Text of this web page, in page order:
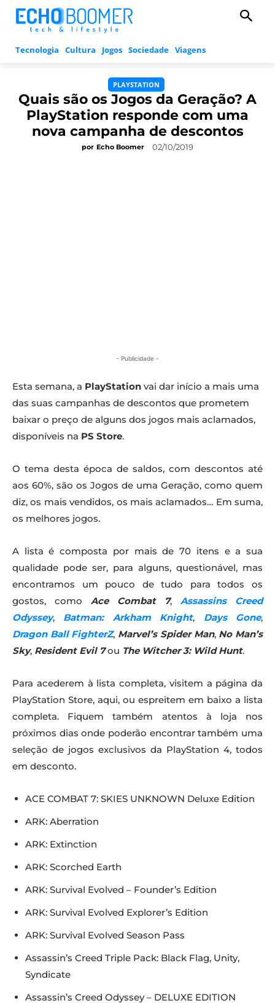
Tecnologia Cultura Jogos Sociedade Viagens
PLAYSTATION
Quais são os Jogos da Geração? A
PlayStation responde com uma
nova campanha de descontos
por Echo Boomer 02/10/2019
- Publicidade -
Esta semana, a PlayStation vai dar início a mais uma
das suas campanhas de descontos que prometem
baixar o preço de alguns dos jogos mais aclamados,
disponíveis na PS Store.
O tema desta época de saldos, com descontos até
aos 60%, são os Jogos de uma Geração, como quem
diz, os mais vendidos, os mais aclamados… Em suma,
os melhores jogos.
A lista é composta por mais de 70 itens e a sua
qualidade pode ser, para alguns, questionável, mas
encontramos um pouco de tudo para todos os
gostos, como Ace Combat 7, Assassins Creed
Odyssey, Batman: Arkham Knight, Days Gone,
Dragon Ball FighterZ, Marvel’s Spider Man, No Man’s
Sky, Resident Evil 7ou The Witcher 3: Wild Hunt.
Para acederem à lista completa, visitem a página da
PlayStation Store, aqui, ou espreitem em baixo a lista
completa. Fiquem também atentos à loja nos
próximos dias onde poderão encontrar também uma
seleção de jogos exclusivos da PlayStation 4, todos
em desconto.
ACE COMBAT 7: SKIES UNKNOWN Deluxe Edition
ARK: Aberration
ARK: Extinction
ARK: Scorched Earth
ARK: Survival Evolved – Founder’s Edition
ARK: Survival Evolved Explorer’s Edition
ARK: Survival Evolved Season Pass
Assassin’s Creed Triple Pack: Black Flag, Unity,
Syndicate
Assassin’s Creed Odyssey – DELUXE EDITION